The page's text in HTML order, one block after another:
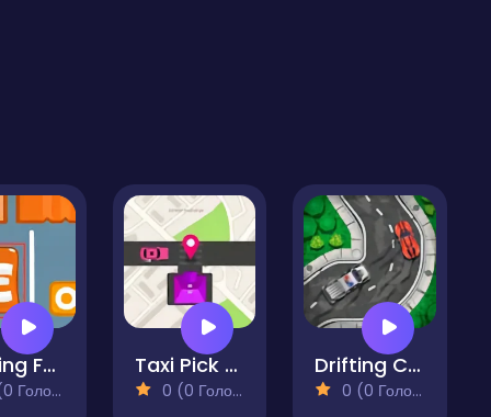
Parking Fever Taxi Pick Up
0 (0 Голосів)
Drifting Car
0 (0 Голосів)